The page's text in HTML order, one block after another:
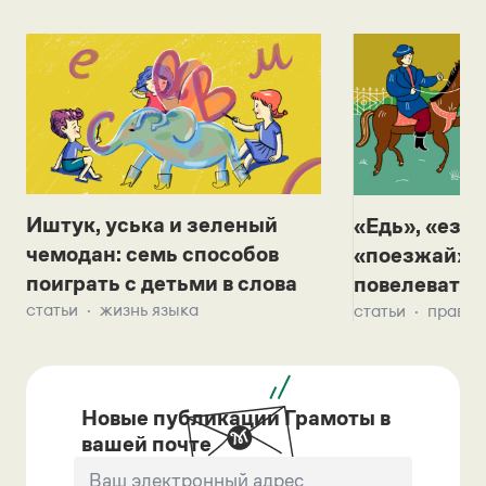
Иштук, уська и зеленый
чемодан: семь способов
поиграть с детьми в слова
статьи жизнь языка
«Едь»,
«поезжай»?
повелевать
статьи
Новые публикации Грамоты в
вашей почте